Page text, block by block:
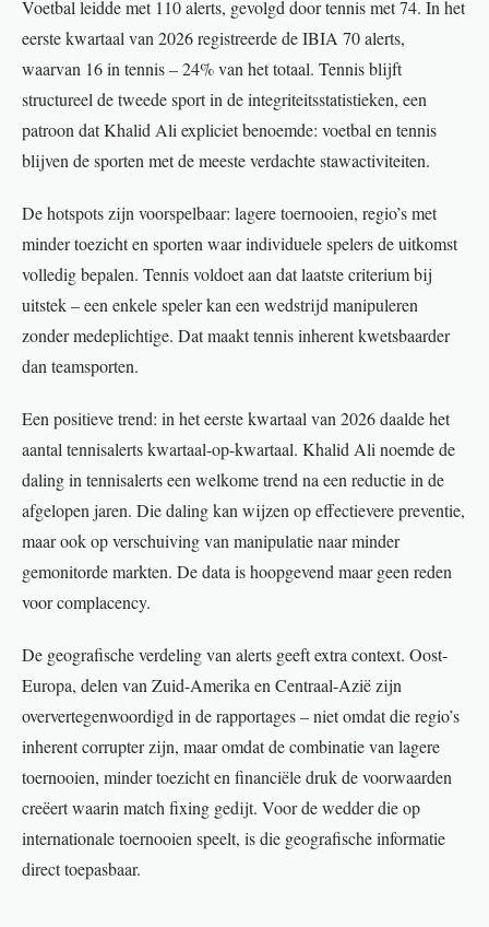
Voetbal leidde met 110 alerts, gevolgd door tennis met 74. In het
eerste kwartaal van 2026 registreerde de IBIA 70 alerts,
waarvan 16 in tennis – 24% van het totaal. Tennis blijft
structureel de tweede sport in de integriteitsstatistieken, een
patroon dat Khalid Ali expliciet benoemde: voetbal en tennis
blijven de sporten met de meeste verdachte stawactiviteiten.
De hotspots zijn voorspelbaar: lagere toernooien, regio’s met
minder toezicht en sporten waar individuele spelers de uitkomst
volledig bepalen. Tennis voldoet aan dat laatste criterium bij
uitstek – een enkele speler kan een wedstrijd manipuleren
zonder medeplichtige. Dat maakt tennis inherent kwetsbaarder
dan teamsporten.
Een positieve trend: in het eerste kwartaal van 2026 daalde het
aantal tennisalerts kwartaal-op-kwartaal. Khalid Ali noemde de
daling in tennisalerts een welkome trend na een reductie in de
afgelopen jaren. Die daling kan wijzen op effectievere preventie,
maar ook op verschuiving van manipulatie naar minder
gemonitorde markten. De data is hoopgevend maar geen reden
voor complacency.
De geografische verdeling van alerts geeft extra context. Oost-
Europa, delen van Zuid-Amerika en Centraal-Azië zijn
oververtegenwoordigd in de rapportages – niet omdat die regio’s
inherent corrupter zijn, maar omdat de combinatie van lagere
toernooien, minder toezicht en financiële druk de voorwaarden
creëert waarin match fixing gedijt. Voor de wedder die op
internationale toernooien speelt, is die geografische informatie
direct toepasbaar.